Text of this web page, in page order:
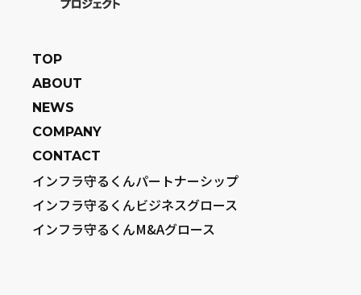
TOP
ABOUT
NEWS
COMPANY
CONTACT
インフラ守るくんパートナーシップ
インフラ守るくんビジネスグロース
インフラ守るくんM&Aグロース